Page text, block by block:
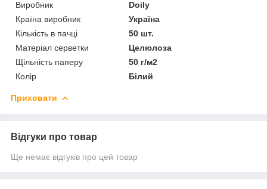
Виробник
Doily
Країна виробник
Україна
Кількість в пачці
50 шт.
Матеріал серветки
Целюлоза
Щільність паперу
50 г/м2
Колір
Білий
Приховати
Відгуки про товар
Ще немає відгуків про цей товар